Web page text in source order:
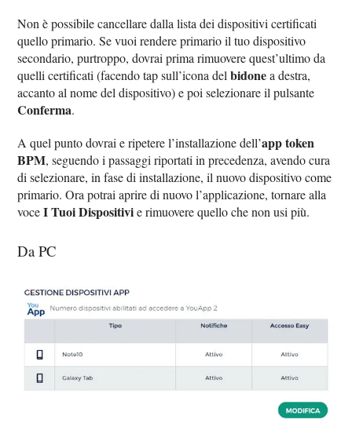
Non è possibile cancellare dalla lista dei dispositivi certificati
quello primario. Se vuoi rendere primario il tuo dispositivo
secondario, purtroppo, dovrai prima rimuovere quest’ultimo da
quelli certificati (facendo tap sull’icona delbidonea destra,
accanto al nome del dispositivo) e poi selezionare il pulsante
Conferma.
A quel punto dovrai e ripetere l’installazione dell’app token
BPM, seguendo i passaggi riportati in precedenza, avendo cura
di selezionare, in fase di installazione, il nuovo dispositivo come
primario. Ora potrai aprire di nuovo l’applicazione, tornare alla
voceI Tuoi Dispositivie rimuovere quello che non usi più.
Da PC